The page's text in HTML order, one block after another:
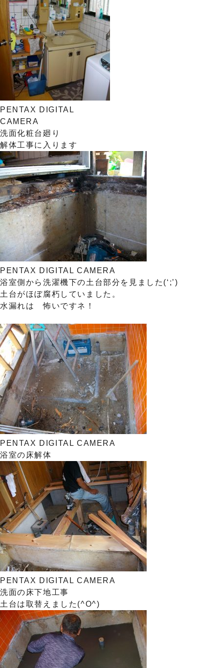
PENTAX DIGITAL
CAMERA
洗面化粧台廻り
解体工事に入ります
PENTAX DIGITAL CAMERA
浴室側から洗濯機下の土台部分を見ました(‘;’)
土台がほぼ腐朽していました。
水漏れは 怖いですネ！
PENTAX DIGITAL CAMERA
浴室の床解体
PENTAX DIGITAL CAMERA
洗面の床下地工事
土台は取替えました(^O^)